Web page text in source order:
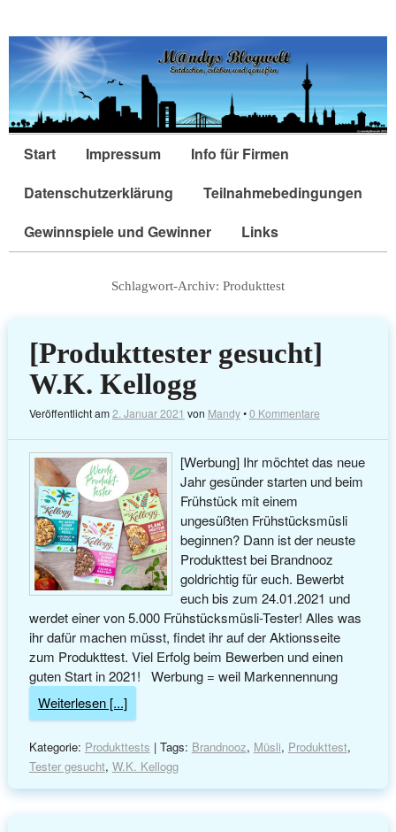
Start Impressum
Info für Firmen
Datenschutzerklärung
Teilnahmebedingungen
Gewinnspiele und Gewinner
Links
Schlagwort-Archiv: Produkttest
[Produkttester gesucht]
W.K. Kellogg
Veröffentlicht am2. Januar 2021 von Mandy•0 Kommentare
[Werbung] Ihr möchtet das neue
Jahr gesünder starten und beim
Frühstück mit einem
ungesüßten Frühstücksmüsli
beginnen? Dann ist der neuste
Produkttest bei Brandnooz
goldrichtig für euch. Bewerbt
euch bis zum 24.01.2021 und
werdet einer von 5.000 Frühstücksmüsli-Tester! Alles was
ihr dafür machen müsst, findet ihr auf der Aktionsseite
zum Produkttest. Viel Erfolg beim Bewerben und einen
guten Start in 2021! Werbung = weil Markennennung
Weiterlesen [...]
Kategorie: Produkttests | Tags: Brandnooz, Müsli, Produkttest,
Tester gesucht, W.K. Kellogg